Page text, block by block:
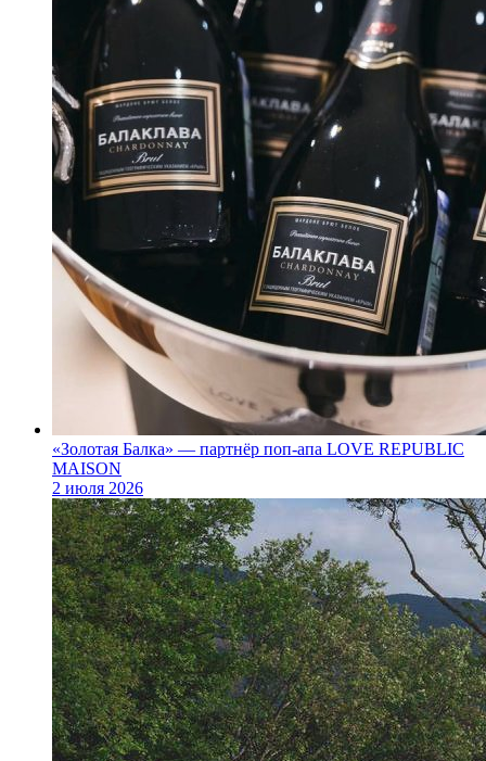
«Золотая Балка» — партнёр поп‑апа LOVE REPUBLIC
MAISON
2 июля 2026